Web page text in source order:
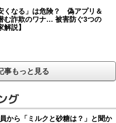
くなる」は危険？ 偽アプリ＆
む詐欺のワナ… 被害防ぐ3つの
説】
事もっと見る
グ
から「ミルクと砂糖は？」と聞か